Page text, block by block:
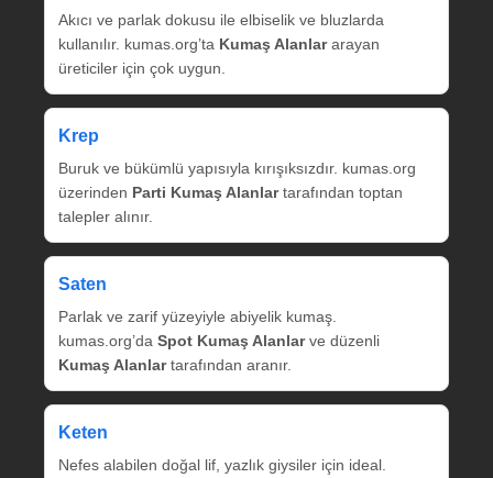
Akıcı ve parlak dokusu ile elbiselik ve bluzlarda
kullanılır. kumas.org’ta Kumaş Alanlararayan
üreticiler için çok uygun.
Krep
Buruk ve bükümlü yapısıyla kırışıksızdır. kumas.org
üzerinden Parti Kumaş Alanlartarafından toptan
talepler alınır.
Saten
Parlak ve zarif yüzeyiyle abiyelik kumaş.
kumas.org’da Spot Kumaş Alanlarve düzenli
Kumaş Alanlartarafından aranır.
Keten
Nefes alabilen doğal lif, yazlık giysiler için ideal.